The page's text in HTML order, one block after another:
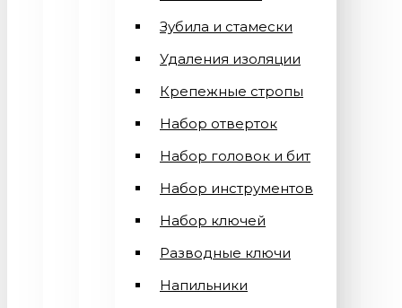
Зубила и стамески
Удаления изоляции
Крепежные стропы
Набор отверток
Набор головок и бит
Набор инструментов
Набор ключей
Разводные ключи
Напильники